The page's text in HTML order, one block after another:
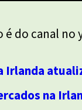
é do canal no
Irlanda
na